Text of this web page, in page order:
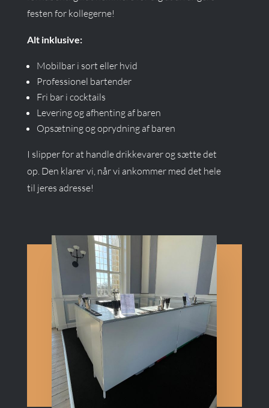
festen for kollegerne!
Alt inklusive:
Mobilbar i sort eller hvid
Professionel bartender
Fri bar i cocktails
Levering og afhenting af baren
Opsætning og oprydning af baren
I slipper for at handle drikkevarer og sætte det
op. Den klarer vi, når vi ankommer med det hele
til jeres adresse!